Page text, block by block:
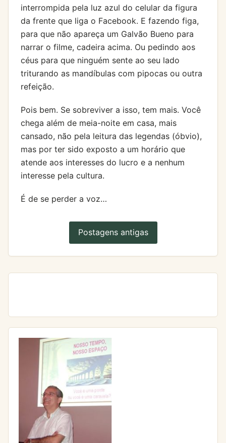
interrompida pela luz azul do celular da figura
da frente que liga o Facebook. E fazendo figa,
para que não apareça um Galvão Bueno para
narrar o filme, cadeira acima. Ou pedindo aos
céus para que ninguém sente ao seu lado
triturando as mandíbulas com pipocas ou outra
refeição.
Pois bem. Se sobreviver a isso, tem mais. Você
chega além de meia-noite em casa, mais
cansado, não pela leitura das legendas (óbvio),
mas por ter sido exposto a um horário que
atende aos interesses do lucro e a nenhum
interesse pela cultura.
É de se perder a voz…
Postagens antigas